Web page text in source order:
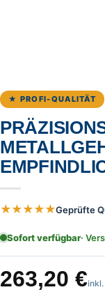
★ PROFI-QUALITÄT
★★★★★Geprüfte
Sofort verfügbar·
263,20 €inkl.